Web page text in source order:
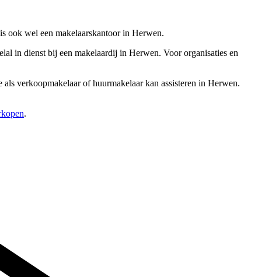
ook wel een makelaarskantoor in Herwen.
in dienst bij een makelaardij in Herwen. Voor organisaties en
verkoopmakelaar of huurmakelaar kan assisteren in Herwen.
.